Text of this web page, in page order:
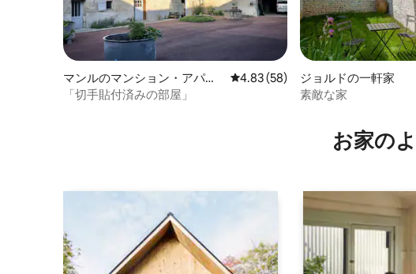
マンルのマンション・アパー
ト
レビュー58件、5つ星中4.83つ星
4.83 (58)
「切手貼付済みの部屋」
ジョルドの一軒家
素敵な家
お家の